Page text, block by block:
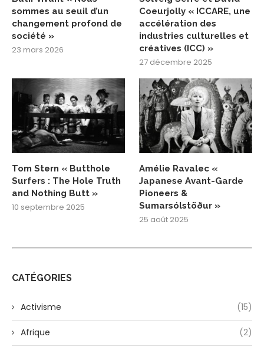
sommes au seuil d’un
changement profond de
société »
23 mars 2026
Coeurjolly « ICCARE, une
accélération des
industries culturelles et
créatives (ICC) »
27 décembre 2025
Tom Stern « Butthole
Surfers : The Hole Truth
and Nothing Butt »
10 septembre 2025
Amélie Ravalec «
Japanese Avant-Garde
Pioneers &
Sumarsólstöður »
25 août 2025
CATÉGORIES
Activisme (15)
Afrique (2)